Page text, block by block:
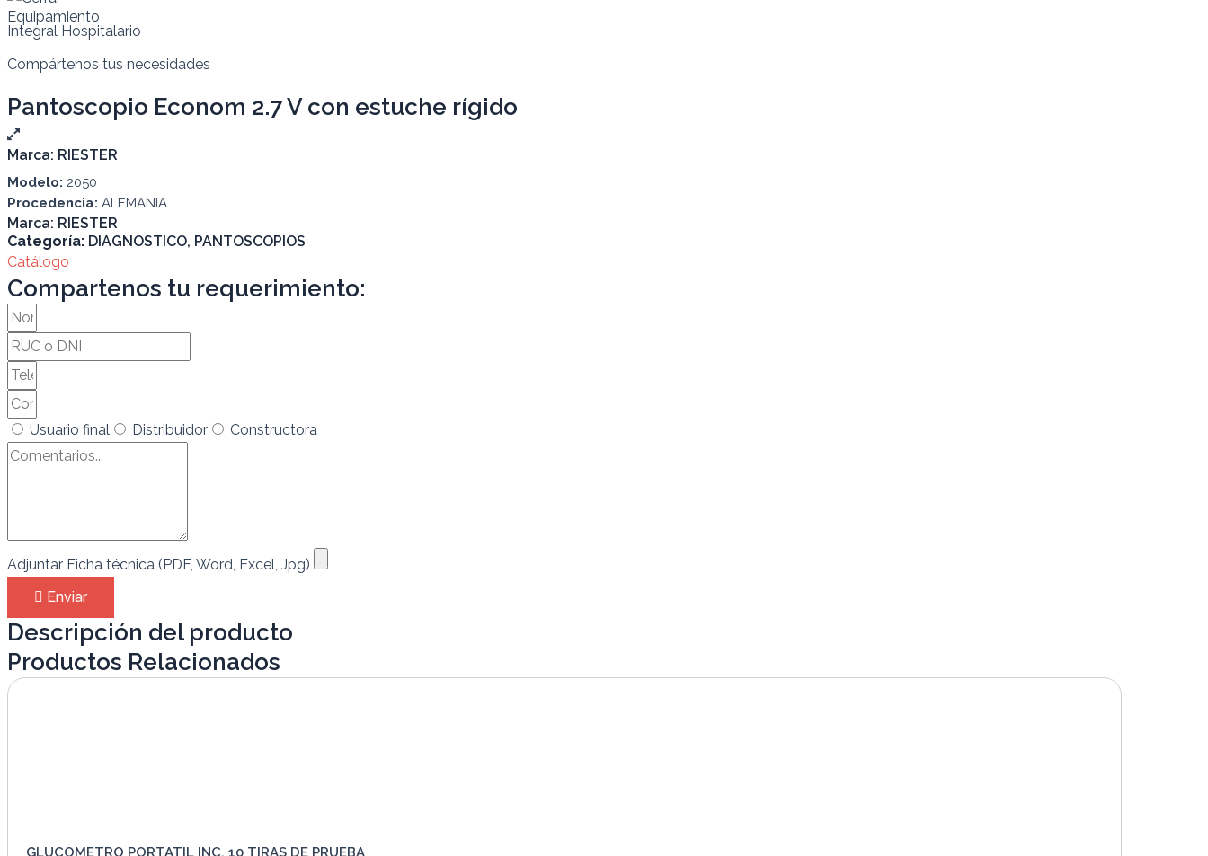
Equipamiento
Integral Hospitalario
Compártenos tus necesidades
Pantoscopio Econom 2.7 V con estuche rígido
Marca: RIESTER
Modelo: 2050
Procedencia: ALEMANIA
Marca: RIESTER
Categoría: DIAGNOSTICO, PANTOSCOPIOS
Catálogo
Compartenos tu requerimiento:
Usuario final Distribuidor Constructora
Adjuntar Ficha técnica (PDF, Word, Excel, Jpg)
Enviar
Descripción del producto
Productos Relacionados
GLUCOMETRO PORTATIL INC. 10 TIRAS DE PRUEBA